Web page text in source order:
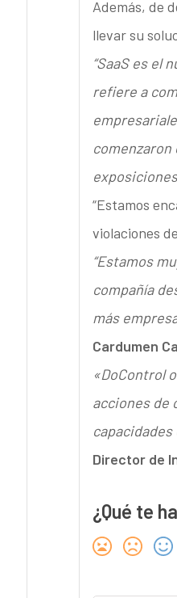
Además, de
llevar su
“SaaS es el
refiere a
“Estamos
violaciones
“Estamos
compañía
más
Cardumen
«DoControl
acciones de
Director de
¿Qué te